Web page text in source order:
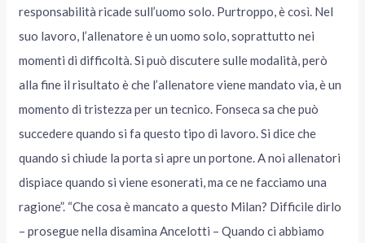
responsabilità ricade sull’uomo solo. Purtroppo, è così. Nel
suo lavoro, l’allenatore è un uomo solo, soprattutto nei
momenti di difficoltà. Si può discutere sulle modalità, però
alla fine il risultato è che l’allenatore viene mandato via, è un
momento di tristezza per un tecnico. Fonseca sa che può
succedere quando si fa questo tipo di lavoro. Si dice che
quando si chiude la porta si apre un portone. A noi allenatori
dispiace quando si viene esonerati, ma ce ne facciamo una
ragione”. “Che cosa è mancato a questo Milan? Difficile dirlo
– prosegue nella disamina Ancelotti – Quando ci abbiamo